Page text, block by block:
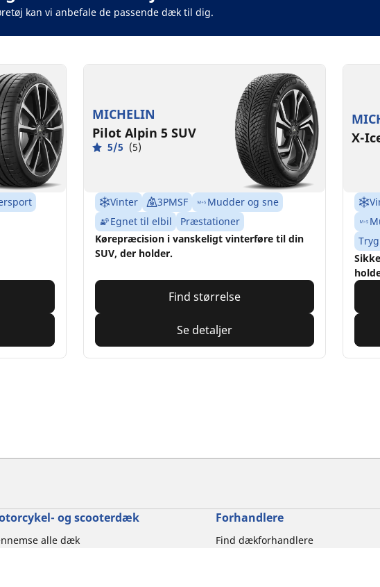
kan vi anbefale de passende dæk til dig.
MICHELIN
Pilot Alpin 5 SUV
5/5 (5)
Vinter 3PMSF
Mudder og sne
Egnet til elbil
Præstationer
Kørepræcision i vanskeligt vinterføre til din
SUV, der holder.
Find størrelse
Se detaljer
X-
og scooterdæk
alle dæk
Forhandlere
Find dækforhandlere